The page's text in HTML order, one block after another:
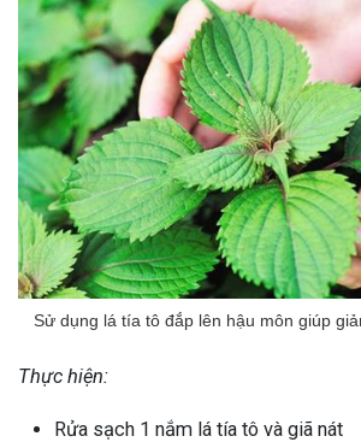
Sử dụng lá tía tô đắp lên hậu môn giúp
Thực hiện:
Rửa sạch 1 nắm lá tía tô và giã nát